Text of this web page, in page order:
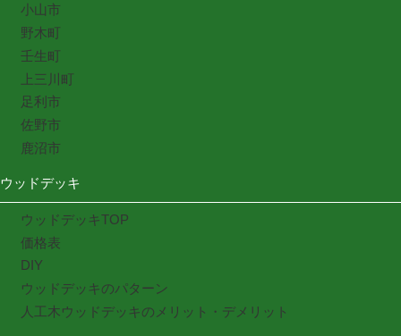
小山市
野木町
壬生町
上三川町
足利市
佐野市
鹿沼市
ウッドデッキ
ウッドデッキTOP
価格表
DIY
ウッドデッキのパターン
人工木ウッドデッキのメリット・デメリット